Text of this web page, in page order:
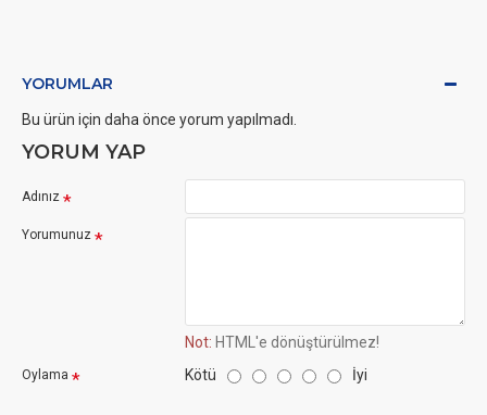
YORUMLAR
Bu ürün için daha önce yorum yapılmadı.
YORUM YAP
Adınız
Yorumunuz
Not: HTML'e dönüştürülmez!
Oylama Kötü İyi